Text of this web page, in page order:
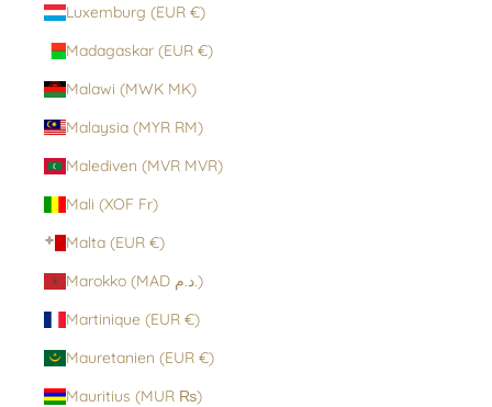
Luxemburg (EUR €)
Madagaskar (EUR €)
Malawi (MWK MK)
Malaysia (MYR RM)
Malediven (MVR MVR)
Mali (XOF Fr)
Malta (EUR €)
Marokko (MAD د.م.)
Martinique (EUR €)
Mauretanien (EUR €)
Mauritius (MUR ₨)